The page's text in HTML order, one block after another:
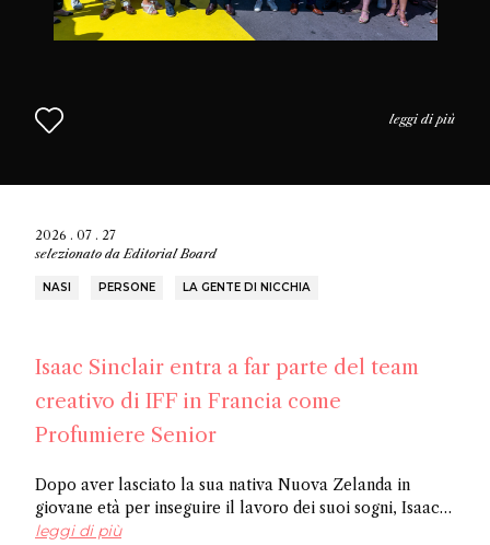
leggi di più
2026 . 07 . 27
selezionato daEditorial Board
NASI PERSONE LA GENTE DI NICCHIA
Isaac Sinclair entra a far parte del team
creativo di IFF in Francia come
Profumiere Senior
Dopo aver lasciato la sua nativa Nuova Zelanda in
giovane età per inseguire il lavoro dei suoi sogni, Isaac
Sinclair è entrato a far parte di IFF come Profumiere
leggi di più